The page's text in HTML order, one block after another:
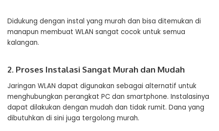
Didukung dengan instal yang murah dan bisa ditemukan di
manapun membuat WLAN sangat cocok untuk semua
kalangan.
2. Proses Instalasi Sangat Murah dan Mudah
Jaringan WLAN dapat digunakan sebagai alternatif untuk
menghubungkan perangkat PC dan smartphone. Instalasinya
dapat dilakukan dengan mudah dan tidak rumit. Dana yang
dibutuhkan di sini juga tergolong murah.